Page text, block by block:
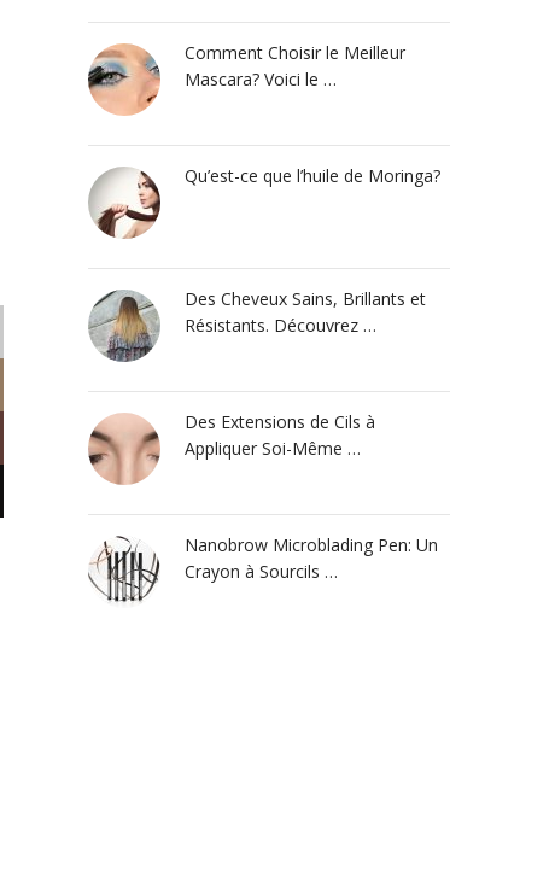
Comment Choisir le Meilleur
Mascara? Voici le …
Qu’est-ce que l’huile de Moringa?
Des Cheveux Sains, Brillants et
Résistants. Découvrez …
Des Extensions de Cils à
Appliquer Soi-Même …
Nanobrow Microblading Pen: Un
Crayon à Sourcils …